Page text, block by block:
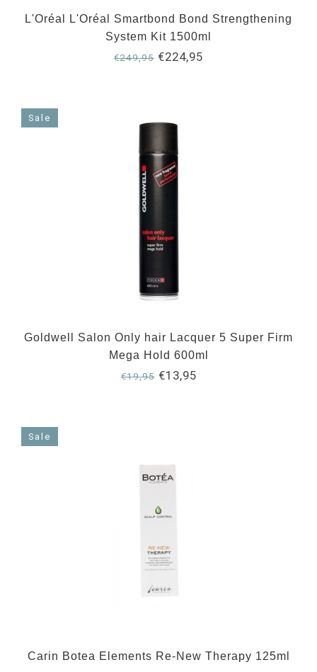
L'Oréal L'Oréal Smartbond Bond Strengthening
System Kit 1500ml
€249,95 €224,95
Sale
Goldwell Salon Only hair Lacquer 5 Super Firm
Mega Hold 600ml
€19,95€13,95
Sale
Carin Botea Elements Re-New Therapy 125ml